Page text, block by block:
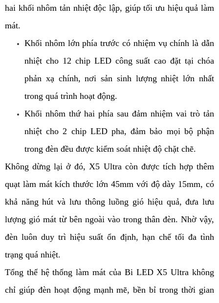
hai khối nhôm tản nhiệt độc lập, giúp tối ưu hiệu quả làm
mát.
Khối nhôm lớn phía trước có nhiệm vụ chính là dẫn
nhiệt cho 12 chip LED công suất cao đặt tại chóa
phản xạ chính, nơi sản sinh lượng nhiệt lớn nhất
trong quá trình hoạt động.
Khối nhôm thứ hai phía sau đảm nhiệm vai trò tản
nhiệt cho 2 chip LED pha, đảm bảo mọi bộ phận
trong đèn đều được kiểm soát nhiệt độ chặt chẽ.
Không dừng lại ở đó, X5 Ultra còn được tích hợp thêm
quạt làm mát kích thước lớn 45mm với độ dày 15mm, có
khả năng hút và lưu thông luồng gió hiệu quả, đưa lưu
lượng gió mát từ bên ngoài vào trong thân đèn. Nhờ vậy,
đèn luôn duy trì hiệu suất ổn định, hạn chế tối đa tình
trạng quá nhiệt.
Tổng thể hệ thống làm mát của Bi LED X5 Ultra không
chỉ giúp đèn hoạt động mạnh mẽ, bền bỉ trong thời gian